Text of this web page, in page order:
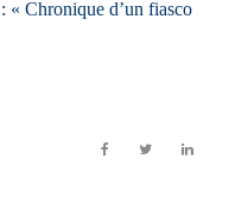
« Chronique d’un fiasco